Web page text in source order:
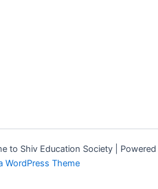
to Shiv Education Society | Powered
WordPress Theme